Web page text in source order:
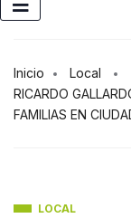
Inicio
Local
RICARDO
FAMILIAS EN
LOCAL